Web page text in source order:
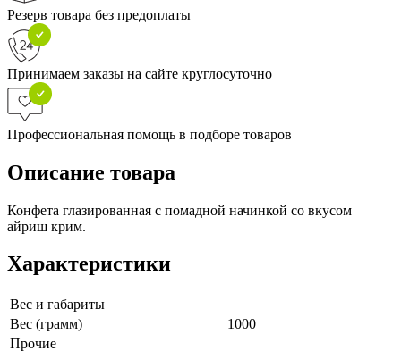
Резерв товара без предоплаты
Принимаем заказы на сайте круглосуточно
Профессиональная помощь в подборе товаров
Описание товара
Конфета глазированная с помадной начинкой со вкусом
айриш крим.
Характеристики
Вес и габариты
Вес (грамм)
1000
Прочие